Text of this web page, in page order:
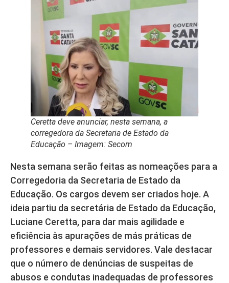
Ceretta deve anunciar, nesta semana, a
corregedora da Secretaria de Estado da
Educação – Imagem: Secom
Nesta semana serão feitas as nomeações para a
Corregedoria da Secretaria de Estado da
Educação. Os cargos devem ser criados hoje. A
ideia partiu da secretária de Estado da Educação,
Luciane Ceretta, para dar mais agilidade e
eficiência às apurações de más práticas de
professores e demais servidores. Vale destacar
que o número de denúncias de suspeitas de
abusos e condutas inadequadas de professores